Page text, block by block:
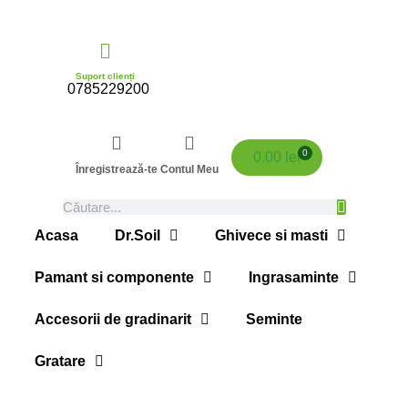
Suport clienți
0785229200
Înregistrează-te Contul Meu
0.00 lei 0
Acasa Dr.Soil Ghivece si masti
Pamant si componente Ingrasaminte
Accesorii de gradinarit Seminte
Gratare